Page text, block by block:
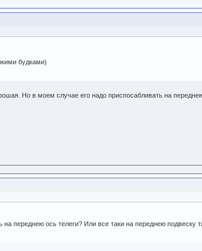
будками)
Но в моем случае его надо приспосабливать на
переднею ось телеги? Или все таки на переднею подвеску